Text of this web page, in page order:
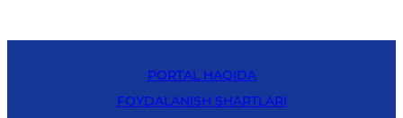
PORTAL HAQIDA
FOYDALANISH SHARTLARI